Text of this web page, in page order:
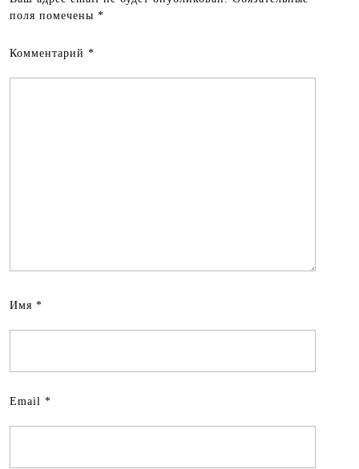
поля помечены *
Комментарий *
Имя *
Email *